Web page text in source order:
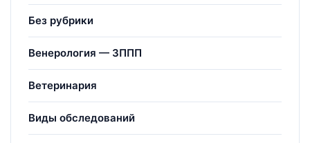
Без рубрики
Венерология — ЗППП
Ветеринария
Виды обследований